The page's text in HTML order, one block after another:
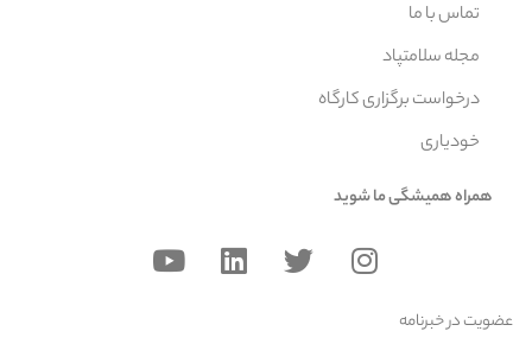
تماس با ما
مجله سلامتپاد
درخواست برگزاری کارگاه
خودیاری
همراه همیشگی ما شوید
عضویت در خبرنامه